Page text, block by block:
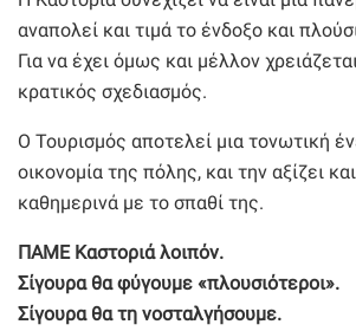
αναπολεί και τιμά το ένδοξο και
Για να έχει όμως και μέλλον
κρατικός σχεδιασμός.
Ο Τουρισμός αποτελεί μια τονωτική
οικονομία της πόλης, και την αξίζει
καθημερινά με το σπαθί της.
ΠΑΜΕ Καστοριά λοιπόν.
Σίγουρα θα φύγουμε «πλουσιότεροι».
Σίγουρα θα τη νοσταλγήσουμε.